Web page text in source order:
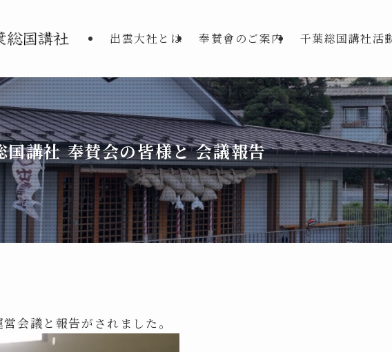
出雲大社とは 奉賛會のご案内 千葉総国講社活
国講社 奉賛会の皆様と 会議報告
会議と報告がされました。